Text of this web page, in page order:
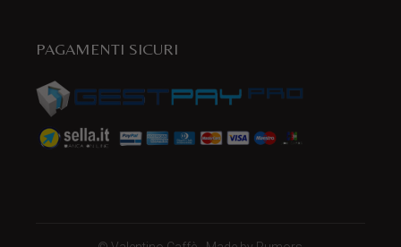
PAGAMENTI SICURI